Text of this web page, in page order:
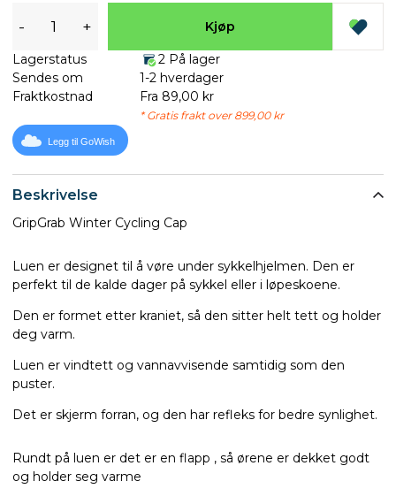
Beskrivelse
GripGrab Winter Cycling Cap
Luen er designet til å vøre under sykkelhjelmen. Den er
perfekt til de kalde dager på sykkel eller i løpeskoene.
Den er formet etter kraniet, så den sitter helt tett og holder
deg varm.
Luen er vindtett og vannavvisende samtidig som den
puster.
Det er skjerm forran, og den har refleks for bedre synlighet.
Rundt på luen er det er en flapp , så ørene er dekket godt
og holder seg varme
- + Kjøp
Lagerstatus
2 På lager
Sendes om
1-2 hverdager
Fraktkostnad
Fra 89,00 kr
* Gratis frakt over 899,00 kr
Legg til GoWish